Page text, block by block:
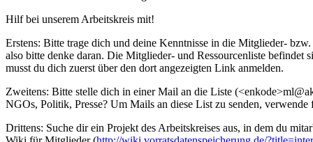
Hilf bei unserem Arbeitskreis mit!
Erstens: Bitte trage dich und deine Kenntnisse in die Mitglieder-
also bitte denke daran. Die Mitglieder- und Ressourcenliste
musst du dich zuerst über den dort angezeigten Link anmelden.
Zweitens: Bitte stelle dich in einer Mail an die Liste
NGOs, Politik, Presse? Um Mails an diese List zu senden,
Drittens: Suche dir ein Projekt des Arbeitskreises aus, in dem du